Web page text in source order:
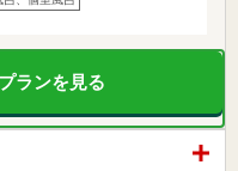
ランを見る